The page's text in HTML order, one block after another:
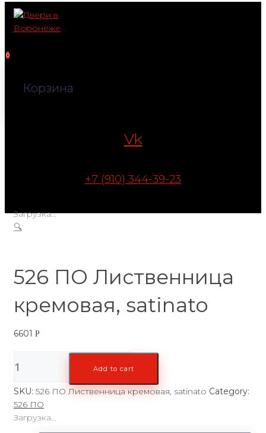
Перейти
контенту
0
Корзина
Vk
+7 (910) 344-39-23
Загрузка...
🔍
526 ПО Лиственница
кремовая, satinato
6601 Р
ПО
Лиственница
кремовая,
satinato
quantity
Add to cart
SKU: 526 ПО Лиственница кремовая, satinato Category:
526 ПО
Загрузка...